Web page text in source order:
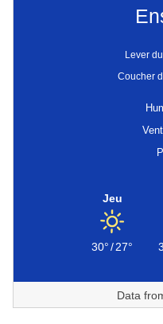
Lever
Coucher
Jeu
30°/27°
Data